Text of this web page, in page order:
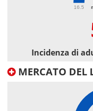
16.5
Incidenza di
MERCATO DEL